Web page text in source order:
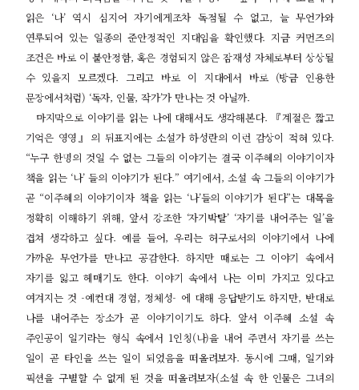
읽은 ‘나’ 역시 심지어 자기에게조차 독점될 수 없고, 늘 무언가와
연루되어 있는 일종의 준안정적인 지대임을 확인했다. 지금 커먼즈의
조건은 바로 이 불안정함, 혹은 경험되지 않은 잠재성 자체로부터 상상될
수 있을지 모르겠다. 그리고 바로 이 지대에서 바로 (방금 인용한
문장에서처럼) ‘독자, 인물, 작가’가 만나는 것 아닐까.
마지막으로 이야기를 읽는 나에 대해서도 생각해본다. 『계절은 짧고
기억은 영영 』 의 뒤표지에는 소설가 하성란의 이런 감상이 적혀 있다.
“누구 한명의 것일 수 없는 그들의 이야기는 결국 이주혜의 이야기이자
책을 읽는 ‘나’들의 이야기가 된다.” 여기에서,소설 속 그들의 이야기가
곧 “이주혜의 이야기이자 책을 읽는 ‘나’들의 이야기가 된다”는 대목을
정확히 이해하기 위해, 앞서 강조한 ‘자기박탈’ ‘자기를 내어주는 일’을
겹쳐 생각하고 싶다. 예를 들어,우리는 허구로서의 이야기에서 나에
가까운 무언가를 만나고 공감한다. 하지만 때로는 그 이야기 속에서
자기를 잃고 헤매기도 한다. 이야기 속에서 나는 이미 가지고 있다고
여겨지는 것 -예컨대 경험, 정체성- 에 대해 응답받기도 하지만,반대로
나를 내어주는 장소가 곧 이야기이기도 하다. 앞서 이주혜 소설 속
주인공이 일기라는 형식 속에서 1인칭(나)을 내어 주면서 자기를 쓰는
일이 곧 타인을 쓰는 일이 되었음을 떠올려보자.동시에 그때, 일기와
픽션을 구별할 수 없게 된 것을 떠올려보자(소설 속 한 인물은 그녀의